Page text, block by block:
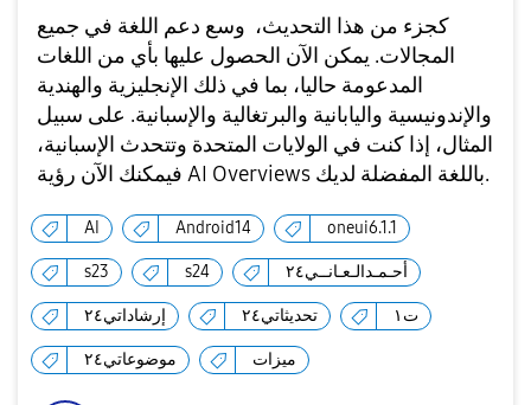
V
i
d
كجزء من هذا التحديث، وسع دعم اللغة في جميع
المجالات. يمكن الآن الحصول عليها بأي من اللغات
المدعومة حاليا، بما في ذلك الإنجليزية والهندية
والإندونيسية واليابانية والبرتغالية والإسبانية. على سبيل
المثال، إذا كنت في الولايات المتحدة وتتحدث الإسبانية،
فيمكنك الآن رؤية AI Overviews باللغة المفضلة لديك.
AI Android14 oneui6.1.1
s23 s24 أحـمـدالـعـانــي٢٤
إرشاداتي٢٤ تحديثاتي٢٤ ت١
موضوعاتي٢٤ ميزات